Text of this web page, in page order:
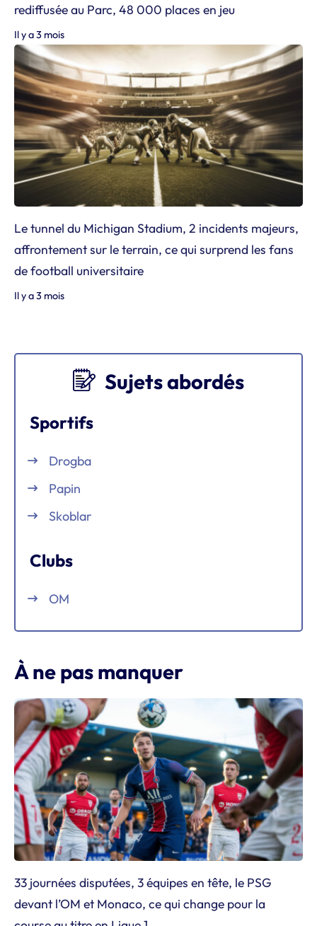
rediffusée au Parc, 48 000 places en jeu
Il y a 3 mois
Le tunnel du Michigan Stadium, 2 incidents majeurs,
affrontement sur le terrain, ce qui surprend les fans
de football universitaire
Il y a 3 mois
Sujets abordés
Sportifs
Drogba
Papin
Skoblar
Clubs
OM
À ne pas manquer
33 journées disputées, 3 équipes en tête, le PSG
devant l’OM et Monaco, ce qui change pour la